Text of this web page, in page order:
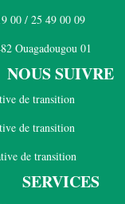
00 / 25 49 00 09
Ouagadougou 01
NOUS SUIVRE
de transition
de transition
de transition
SERVICES